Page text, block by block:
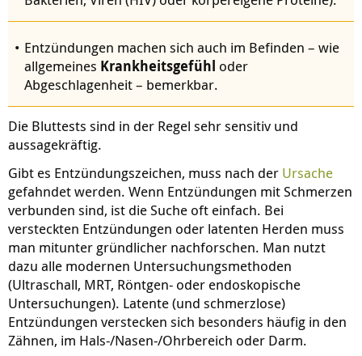
Entzündungen machen sich auch im Befinden – wie
allgemeines Krankheitsgefühl oder
Abgeschlagenheit – bemerkbar.
Die Bluttests sind in der Regel sehr sensitiv und
aussagekräftig.
Gibt es Entzündungszeichen, muss nach der Ursache
gefahndet werden. Wenn Entzündungen mit Schmerzen
verbunden sind, ist die Suche oft einfach. Bei
versteckten Entzündungen oder latenten Herden muss
man mitunter gründlicher nachforschen. Man nutzt
dazu alle modernen Untersuchungsmethoden
(Ultraschall, MRT, Röntgen- oder endoskopische
Untersuchungen). Latente (und schmerzlose)
Entzündungen verstecken sich besonders häufig in den
Zähnen, im Hals-/Nasen-/Ohrbereich oder Darm.